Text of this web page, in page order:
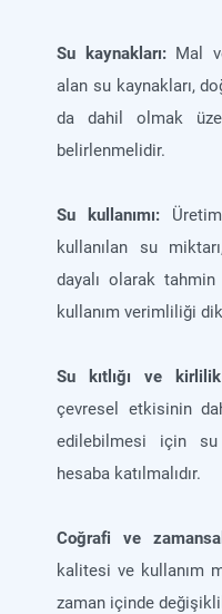
Su kaynakları:Mal
alan su kaynakları,
da dahil olmak
belirlenmelidir.
Su kullanımı:
kullanılan su
dayalı olarak
kullanım verimliliği
Su kıtlığı ve
çevresel etkisinin
edilebilmesi için
hesaba katılmalıdır.
Coğrafi ve
kalitesi ve kullanım
zaman içinde